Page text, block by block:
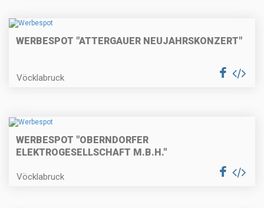
WERBESPOT "ATTERGAUER NEUJAHRSKONZERT"
Vöcklabruck
WERBESPOT "OBERNDORFER
ELEKTROGESELLSCHAFT M.B.H."
Vöcklabruck